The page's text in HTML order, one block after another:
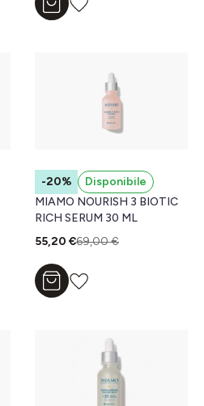
Aggiungi al carrello
-20%
Disponibile
MIAMO NOURISH 3 BIOTIC
RICH SERUM 30 ML
55,20 €69,00 €
Aggiungi al carrello